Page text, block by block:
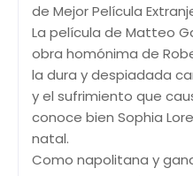
de Mejor Película
La película de Matteo
obra homónima de
la dura y despiadada
y el sufrimiento que
conoce bien Sophia
natal.
Como napolitana y